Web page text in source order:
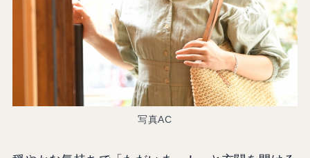
写真AC